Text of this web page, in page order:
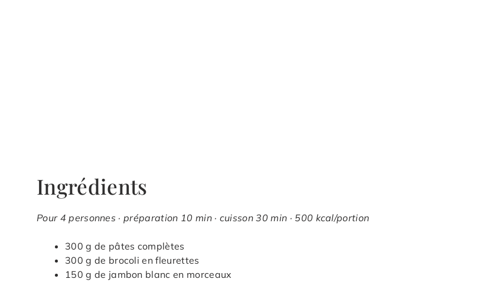
Ingrédients
Pour 4 personnes · préparation 10 min · cuisson 30 min · 500 kcal/portion
300 g de pâtes complètes
300 g de brocoli en fleurettes
150 g de jambon blanc en morceaux